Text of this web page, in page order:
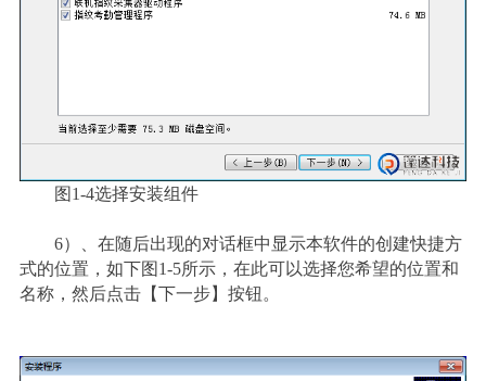
图1-4选择安装组件
6）
、在随后出现的对话框中显示本软件的创建快捷方
式的位置，如下图1-5所示，在此可以选择您希望的位置和
名称，然后点击【下一步】按钮。